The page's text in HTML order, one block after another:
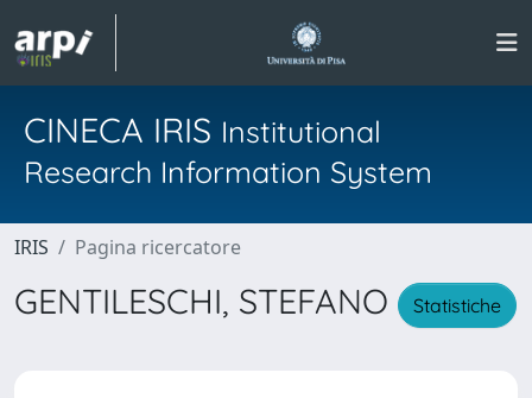
CINECA IRIS Institutional
Research Information System
IRIS Pagina ricercatore
GENTILESCHI, STEFANO Statistiche